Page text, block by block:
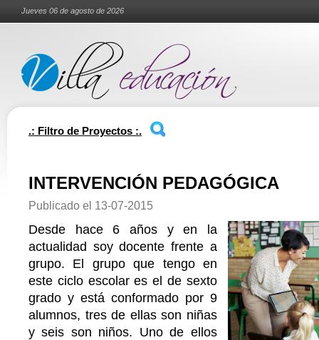
Jueves 06 de agosto de 2026
.: Filtro de Proyectos :.
INTERVENCIÓN PEDAGÓGICA
Publicado el 13-07-2015
Desde hace 6 años y en la
actualidad soy docente frente a
grupo. El grupo que tengo en
este ciclo escolar es el de sexto
grado y está conformado por 9
alumnos, tres de ellas son niñas
y seis son niños. Uno de ellos